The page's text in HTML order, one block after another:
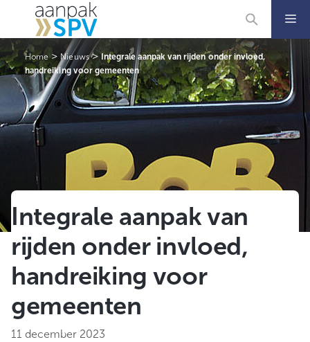
inhoud
Home> Nieuws>Integrale aanpak van rijden onder invloed,
handreiking voor gemeenten
Integrale aanpak van
rijden onder invloed,
handreiking voor
gemeenten
11 december 2023